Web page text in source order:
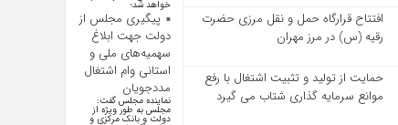
افتتاح قرارگاه حمل‌ و نقل مرزی حضرت
رقیه (س) در مرز مهران
حمایت از تولید و تثبیت اشتغال با رفع
موانع سرمایه‌ گذاری شتاب می‌ گیرد
خواهد شد؛
پیگیری مجلس از
دولت جهت ابلاغ
سهمیه‌های ملی و
استانی وام اشتغال
مددجویان
نماینده مجلس گفت:
مجلس به طور ویژه از
دولت و بانک مرکزی و